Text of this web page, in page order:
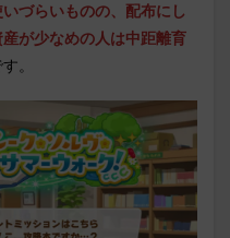
づらいものの、配布にし
が少なめの人は中距離育
。